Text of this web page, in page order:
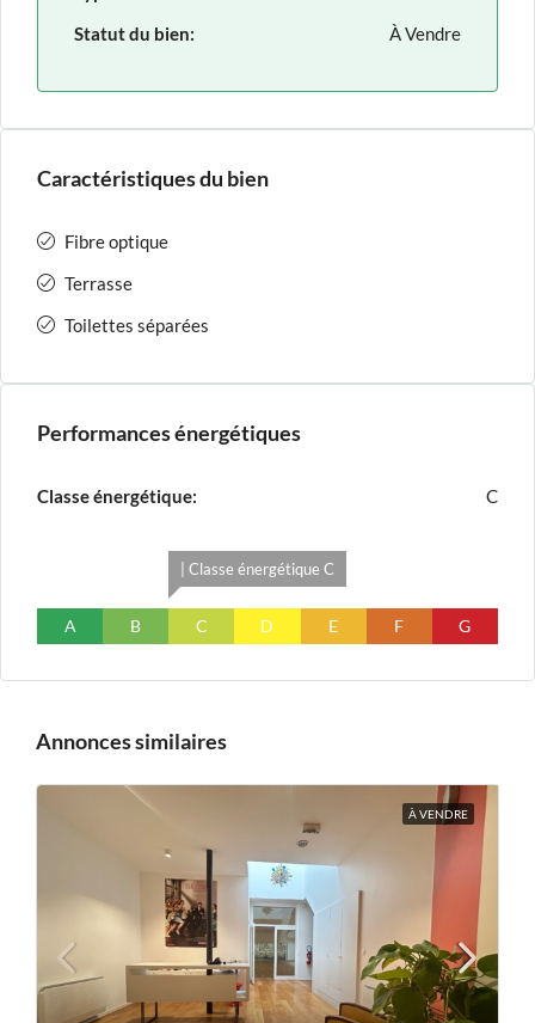
Statut du bien:
À Vendre
Caractéristiques du bien
Fibre optique
Terrasse
Toilettes séparées
Performances énergétiques
Classe énergétique: C
A B
| Classe énergétique C
C D E F G
Annonces similaires
À VENDRE